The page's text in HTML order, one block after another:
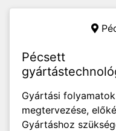
Pécsett
Gyártási folyamatok
megtervezése,
Gyártáshoz